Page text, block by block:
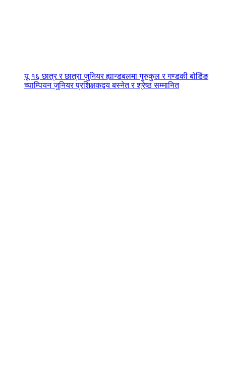
यू १६ छात्र र छात्रा जुनियर ह्यान्डबलमा गुरुकुल र गण्डकी बोर्डिङ
च्याम्पियन जुनियर प्रशिक्षकद्वय बस्नेत र श्रेष्ठ सम्मानित